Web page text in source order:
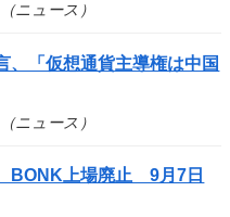
ニュース）
、「仮想通貨主導権は中国
ニュース）
BONK上場廃止 9月7日